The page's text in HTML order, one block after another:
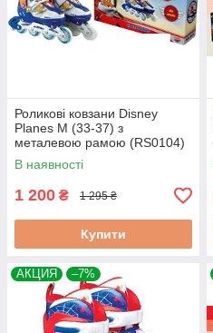
Роликові ковзани Disney
Planes М (33-37) з
металевою рамою (RS0104)
В наявності
1 200 ₴ 1 295 ₴
Купити
АКЦИЯ –7%